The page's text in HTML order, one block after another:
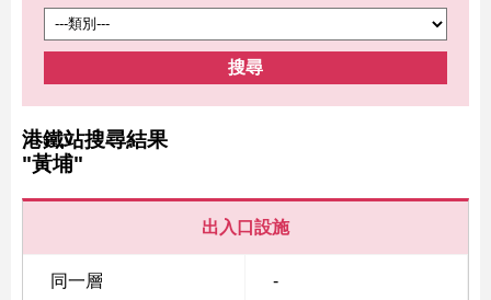
搜尋
港鐵站搜尋結果
"黃埔"
出入口設施
同一層 -